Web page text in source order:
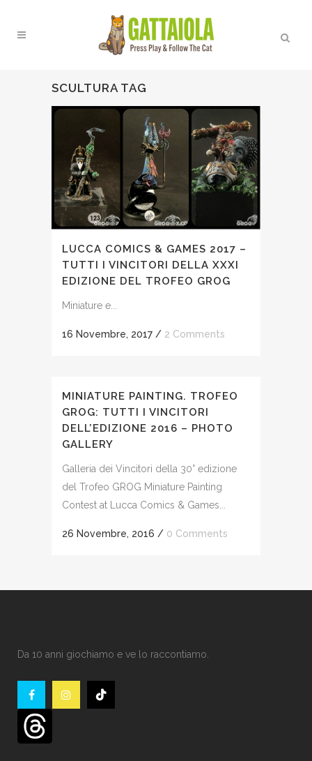
SCULTURA TAG
LUCCA COMICS & GAMES 2017 –
TUTTI I VINCITORI DELLA XXXI
EDIZIONE DEL TROFEO GROG
Miniature e...
16 Novembre, 2017 / 2 Comments
MINIATURE PAINTING. TROFEO
GROG: TUTTI I VINCITORI
DELL’EDIZIONE 2016 – PHOTO
GALLERY
Galleria dei Vincitori della 30° edizione
del Trofeo GROG Miniature Painting
Contest at Lucca Comics & Games...
26 Novembre, 2016 / 0 Comments
Da 10 anni giochiamo e ve lo raccontiamo.